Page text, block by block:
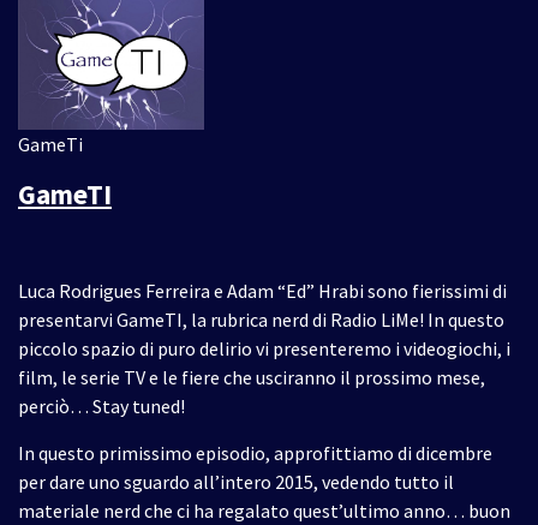
GameTi
GameTI
Luca Rodrigues Ferreira e Adam “Ed” Hrabi sono fierissimi di
presentarvi GameTI, la rubrica nerd di Radio LiMe! In questo
piccolo spazio di puro delirio vi presenteremo i videogiochi, i
film, le serie TV e le fiere che usciranno il prossimo mese,
perciò… Stay tuned!
In questo primissimo episodio, approfittiamo di dicembre
per dare uno sguardo all’intero 2015, vedendo tutto il
materiale nerd che ci ha regalato quest’ultimo anno… buon